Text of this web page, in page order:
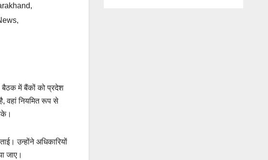
,
,
बैठक में बैंकों को प्रदेश
वहां नियमित रूप से
उन्होंने अधिकारियों
जाए।